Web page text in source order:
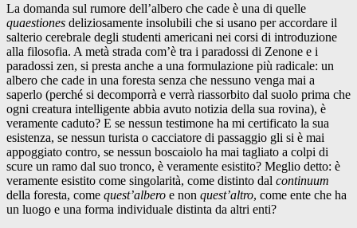
La domanda sul rumore dell’albero che cade è una di quelle
quaestiones deliziosamente insolubili che si usano per accordare il
salterio cerebrale degli studenti americani nei corsi di introduzione
alla filosofia. A metà strada com’è tra i paradossi di Zenone e i
paradossi zen, si presta anche a una formulazione più radicale: un
albero che cade in una foresta senza che nessuno venga mai a
saperlo (perché si decomporrà e verrà riassorbito dal suolo prima che
ogni creatura intelligente abbia avuto notizia della sua rovina), è
veramente caduto? E se nessun testimone ha mi certificato la sua
esistenza, se nessun turista o cacciatore di passaggio gli si è mai
appoggiato contro, se nessun boscaiolo ha mai tagliato a colpi di
scure un ramo dal suo tronco, è veramente esistito? Meglio detto: è
veramente esistito come singolarità, come distinto dal continuum
della foresta, come quest’albero e non quest’altro, come ente che ha
un luogo e una forma individuale distinta da altri enti?